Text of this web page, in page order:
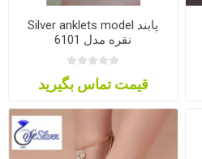
Silver anklets model پابند
نقره مدل 6101
قیمت تماس بگیرید